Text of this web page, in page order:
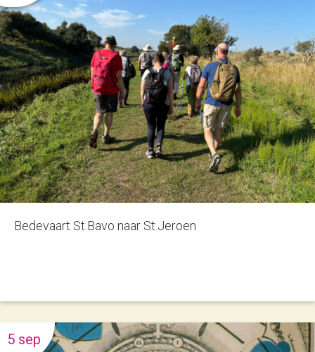
Bedevaart St.Bavo naar St.Jeroen
5 sep